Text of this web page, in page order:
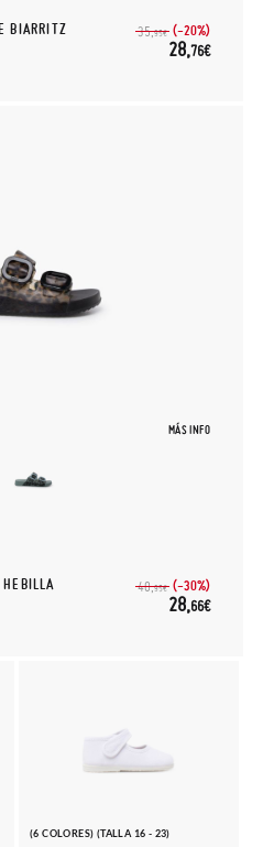
BIARRITZ
35,95€ (-20%)
28,76€
MÁS INFO
40,95€ (-30%)
28,66€
(6 COLORES) (TALLA 16 - 23)